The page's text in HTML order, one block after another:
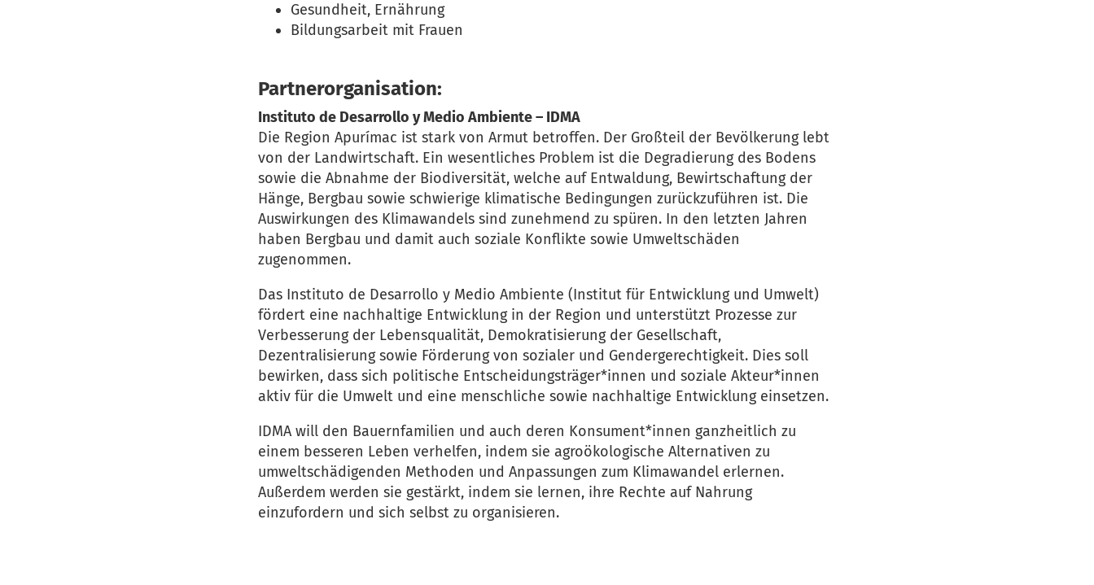
Gesundheit, Ernährung
Bildungsarbeit mit Frauen
Partnerorganisation:
Instituto de Desarrollo y Medio Ambiente – IDMA
Die Region Apurímac ist stark von Armut betroffen. Der Großteil der Bevölkerung lebt
von der Landwirtschaft. Ein wesentliches Problem ist die Degradierung des Bodens
sowie die Abnahme der Biodiversität, welche auf Entwaldung, Bewirtschaftung der
Hänge, Bergbau sowie schwierige klimatische Bedingungen zurückzuführen ist. Die
Auswirkungen des Klimawandels sind zunehmend zu spüren. In den letzten Jahren
haben Bergbau und damit auch soziale Konflikte sowie Umweltschäden
zugenommen.
Das Instituto de Desarrollo y Medio Ambiente (Institut für Entwicklung und Umwelt)
fördert eine nachhaltige Entwicklung in der Region und unterstützt Prozesse zur
Verbesserung der Lebensqualität, Demokratisierung der Gesellschaft,
Dezentralisierung sowie Förderung von sozialer und Gendergerechtigkeit. Dies soll
bewirken, dass sich politische Entscheidungsträger*innen und soziale Akteur*innen
aktiv für die Umwelt und eine menschliche sowie nachhaltige Entwicklung einsetzen.
IDMA will den Bauernfamilien und auch deren Konsument*innen ganzheitlich zu
einem besseren Leben verhelfen, indem sie agroökologische Alternativen zu
umweltschädigenden Methoden und Anpassungen zum Klimawandel erlernen.
Außerdem werden sie gestärkt, indem sie lernen, ihre Rechte auf Nahrung
einzufordern und sich selbst zu organisieren.